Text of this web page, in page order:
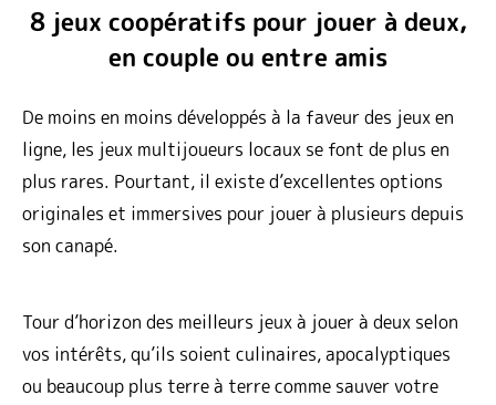
8 jeux coopératifs pour jouer à deux,
en couple ou entre amis
De moins en moins développés à la faveur des jeux en
ligne, les jeux multijoueurs locaux se font de plus en
plus rares. Pourtant, il existe d’excellentes options
originales et immersives pour jouer à plusieurs depuis
son canapé.
Tour d’horizon des meilleurs jeux à jouer à deux selon
vos intérêts, qu’ils soient culinaires, apocalyptiques
ou beaucoup plus terre à terre comme sauver votre